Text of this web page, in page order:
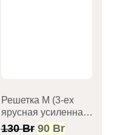
Решетка М (3-ех
ярусная усиленная
с бортом d23 см)
130Br Первоначальная
90 BrТекущая